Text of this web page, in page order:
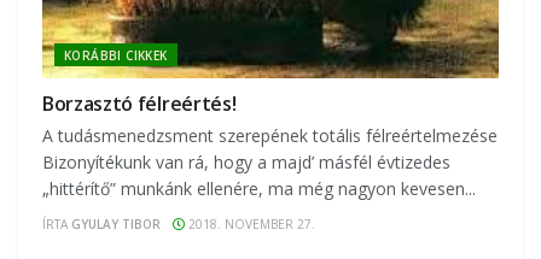
KORÁBBI CIKKEK
Borzasztó félreértés!
A tudásmenedzsment szerepének totális félreértelmezése
Bizonyítékunk van rá, hogy a majd’ másfél évtizedes
„hittérítő” munkánk ellenére, ma még nagyon kevesen...
ÍRTA GYULAY TIBOR 2018. NOVEMBER 27.